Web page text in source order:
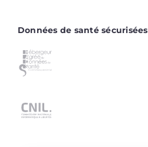
Données de santé sécurisées